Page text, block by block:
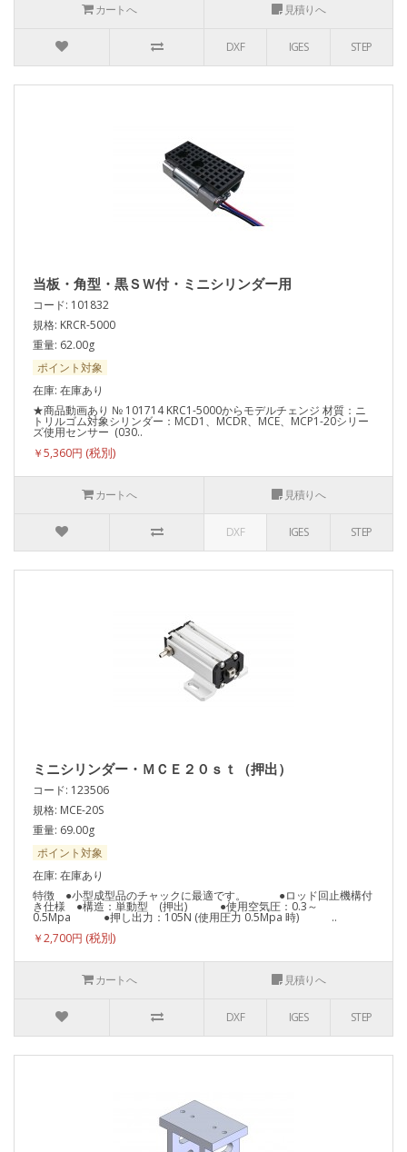
カートへ 見積りへ
DXF IGES STEP
当板・角型・黒ＳＷ付・ミニシリンダー用
コード: 101832
規格: KRCR-5000
重量: 62.00g
ポイント対象
在庫: 在庫あり
★商品動画あり № 101714 KRC1-5000からモデルチェンジ 材質：ニ
トリルゴム対象シリンダー：MCD1、MCDR、MCE、MCP1-20シリー
ズ使用センサー (030..
￥5,360円
カートへ 見積りへ
DXF IGES STEP
ミニシリンダー・ＭＣＥ２０ｓｔ（押出）
コード: 123506
規格: MCE-20S
重量: 69.00g
ポイント対象
在庫: 在庫あり
特徴 ●小型成型品のチャックに最適です。 ●ロッド回止機構付
き仕様 ●構造：単動型 (押出) ●使用空気圧：0.3～
0.5Mpa ●押し出力：105N (使用圧力 0.5Mpa 時) ..
￥2,700円
カートへ 見積りへ
DXF IGES STEP